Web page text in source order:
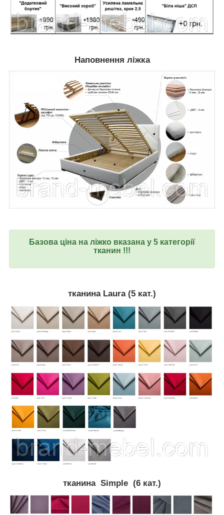
Наповнення ліжка
Базова ціна на ліжко вказана у 5 категорії
тканин !!!
тканина Laura (5 кат.)
тканина Simple (6 кат.)